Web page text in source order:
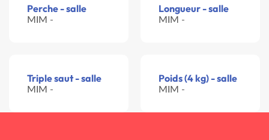
Perche - salle
MIM -
Longueur - salle
MIM -
Triple saut - salle
MIM -
Poids (4 kg) - salle
MIM -